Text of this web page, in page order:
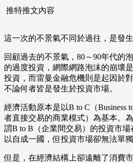
推特推文內容
這一次的不景氣不同於過往，是發
回顧過去的不景氣，80～90年代的
的過度投資，網際網路泡沫的崩壞
投資，而雷曼金融危機則是起因於
不論何者皆是發生於投資市場。
經濟活動原本是以B to C（Business
者直接交易的商業模式）為基本。
謂B to B（企業間交易）的投資市
以自成一國，但投資市場卻無法單獨
但是，在經濟結構上卻遠離了消費